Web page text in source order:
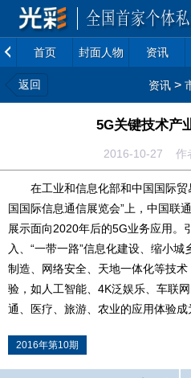
首页 封面人物 资讯
返回 资讯 >
5G关键技术产
2016-10-27
在工业和信息化部和中国国际贸
国国际信息通信展览会”上，中国联
展示面向2020年后的5G业务应用。
入、“一带一路”信息化建设、缩小
制造、网络安全、天地一体化等技
验，如人工智能、4K泛娱乐、车联
通、医疗、旅游、农业的应用体验成
2016年第10期